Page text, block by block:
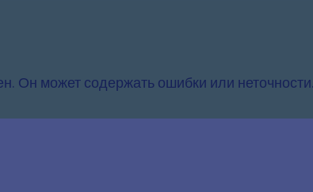
Он может содержать ошибки или неточности.